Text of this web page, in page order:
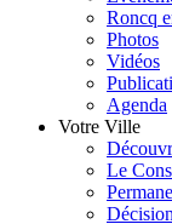
Roncq
Photos
Vidéos
Agenda
Votre Ville
Le